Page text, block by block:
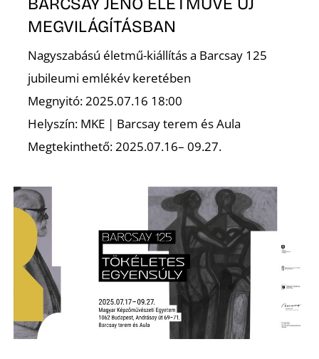
MEGVILÁGÍTÁSBAN
Nagyszabású életmű-kiállítás a Barcsay 125
jubileumi emlékév keretében
Megnyitó: 2025.07.16 18:00
Helyszín: MKE | Barcsay terem és Aula
Megtekinthető: 2025.07.16– 09.27.